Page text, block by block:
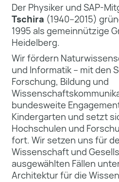
Der Physiker und SAP-
Tschira (1940–2015)
1995 als gemeinnützige
Heidelberg.
Wir fördern
und Informatik – mit den
Forschung, Bildung und
bundesweite
Kindergarten und setzt
Hochschulen und
fort. Wir setzen uns für
Wissenschaft und
ausgewählten Fällen
Architektur für die